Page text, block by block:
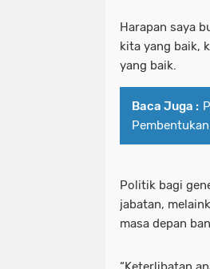
Harapan saya
kita yang baik,
yang baik.
Baca Juga :
Politik bagi
jabatan,
masa depan